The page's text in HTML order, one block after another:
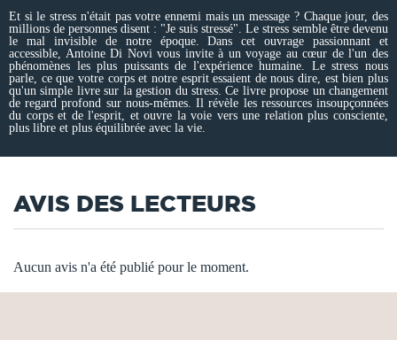
Et si le stress n'était pas votre ennemi mais un message ? Chaque jour, des
millions de personnes disent : "Je suis stressé". Le stress semble être devenu
le mal invisible de notre époque. Dans cet ouvrage passionnant et
accessible, Antoine Di Novi vous invite à un voyage au cœur de l'un des
phénomènes les plus puissants de l'expérience humaine. Le stress nous
parle, ce que votre corps et notre esprit essaient de nous dire, est bien plus
qu'un simple livre sur la gestion du stress. Ce livre propose un changement
de regard profond sur nous-mêmes. Il révèle les ressources insoupçonnées
du corps et de l'esprit, et ouvre la voie vers une relation plus consciente,
plus libre et plus équilibrée avec la vie.
AVIS DES LECTEURS
Aucun avis n'a été publié pour le moment.